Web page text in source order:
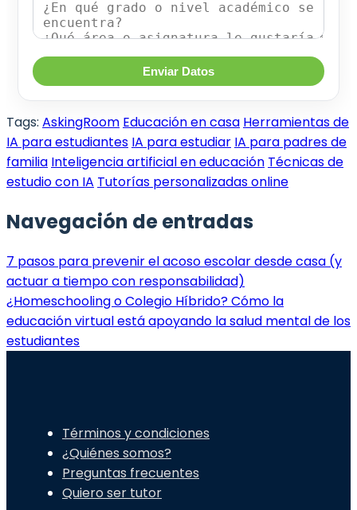
Enviar Datos
Tags: AskingRoom Educación en casa Herramientas de
IA para estudiantes IA para estudiar IA para padres de
familia Inteligencia artificial en educación Técnicas de
estudio con IA Tutorías personalizadas online
Navegación de entradas
7 pasos para prevenir el acoso escolar desde casa (y
actuar a tiempo con responsabilidad)
¿Homeschooling o Colegio Híbrido? Cómo la
educación virtual está apoyando la salud mental de los
estudiantes
Términos y condiciones
¿Quiénes somos?
Preguntas frecuentes
Quiero ser tutor